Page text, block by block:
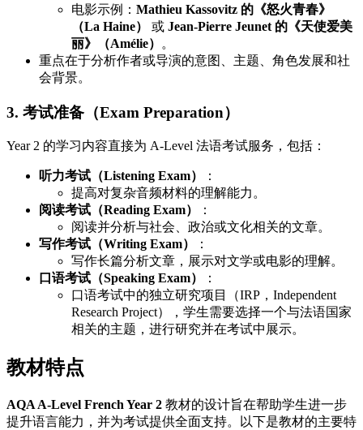
电影示例： Mathieu Kassovitz 的《怒火青春》
（La Haine）
或 Jean-Pierre Jeunet 的《天使爱美
丽》（Amélie）
。
重点在于分析作者或导演的意图、主题、角色发展和社
会背景。
3. 考试准备（Exam Preparation）
Year 2 的学习内容直接为 A-Level 法语考试服务，包括：
听力考试（Listening Exam）
：
提高对复杂音频材料的理解能力。
阅读考试（Reading Exam）
：
阅读并分析与社会、政治或文化相关的文章。
写作考试（Writing Exam）
：
写作长篇分析文章，展示对文学或电影的理解。
口语考试（Speaking Exam）
：
口语考试中的独立研究项目（IRP，Independent
Research Project），学生需要选择一个与法语国家
相关的主题，进行研究并在考试中展示。
教材特点
AQA A-Level French Year 2 教材的设计旨在帮助学生进一步
提升语言能力，并为考试提供全面支持。以下是教材的主要特